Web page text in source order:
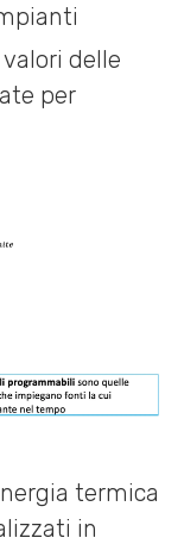
delle
per
termica
in